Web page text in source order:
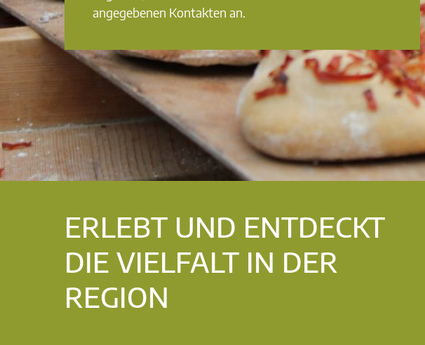
angegebenen Kontakten an.
ERLEBT UND ENTDECKT
DIE VIELFALT IN DER
REGION